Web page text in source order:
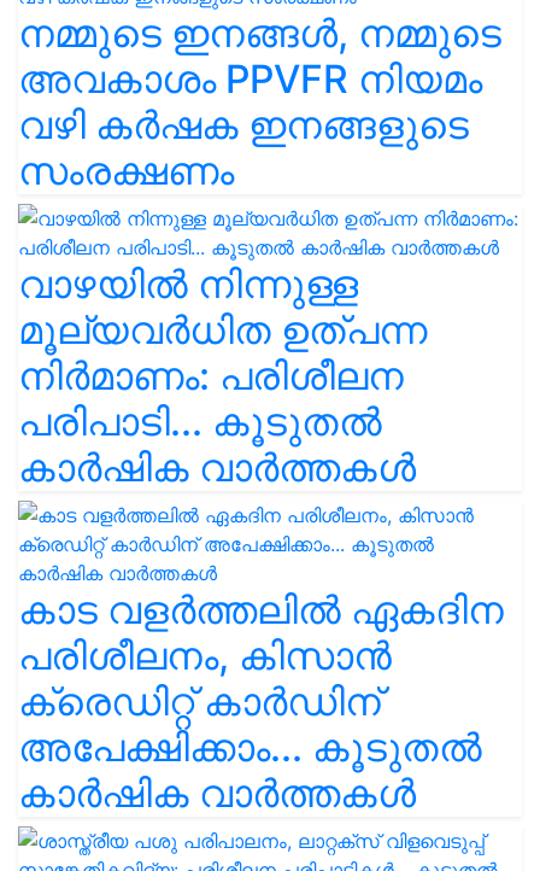
നമ്മുടെ ഇനങ്ങൾ, നമ്മുടെ
അവകാശം PPVFR നിയമം
വഴി കർഷക ഇനങ്ങളുടെ
സംരക്ഷണം
വാഴയിൽ നിന്നുള്ള
മൂല്യവർധിത ഉത്പന്ന
നിർമാണം: പരിശീലന
പരിപാടി... കൂടുതൽ
കാർഷിക വാർത്തകൾ
കാട വളര്‍ത്തലിൽ ഏകദിന
പരിശീലനം, കിസാൻ
ക്രെഡിറ്റ് കാർഡിന്
അപേക്ഷിക്കാം... കൂടുതൽ
കാർഷിക വാർത്തകൾ